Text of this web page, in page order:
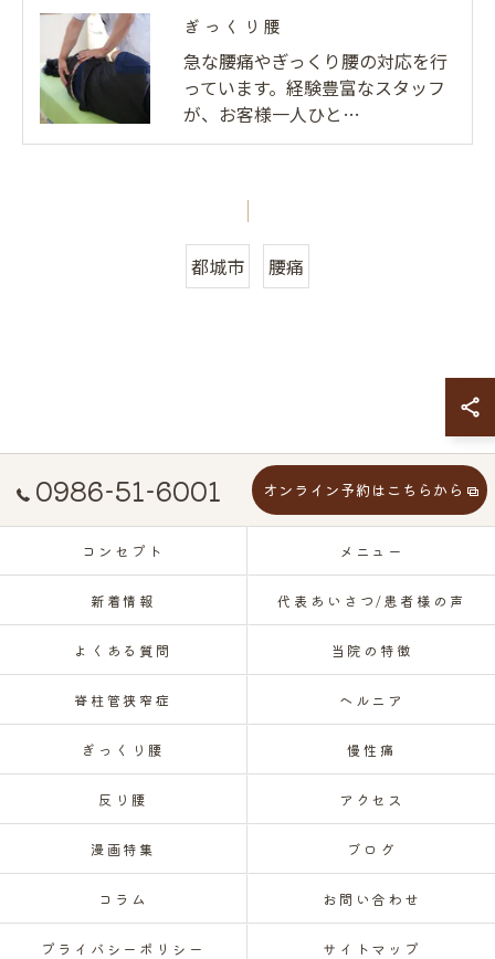
ぎっくり腰
急な腰痛やぎっくり腰の対応を行
っています。経験豊富なスタッフ
が、お客様一人ひと…
都城市 腰痛
0986-51-6001 オンライン予約はこちらから
コンセプト メニュー
新着情報 代表あいさつ/患者様の声
よくある質問 当院の特徴
脊柱管狭窄症 ヘルニア
ぎっくり腰 慢性痛
反り腰 アクセス
漫画特集 ブログ
コラム お問い合わせ
プライバシーポリシー サイトマップ